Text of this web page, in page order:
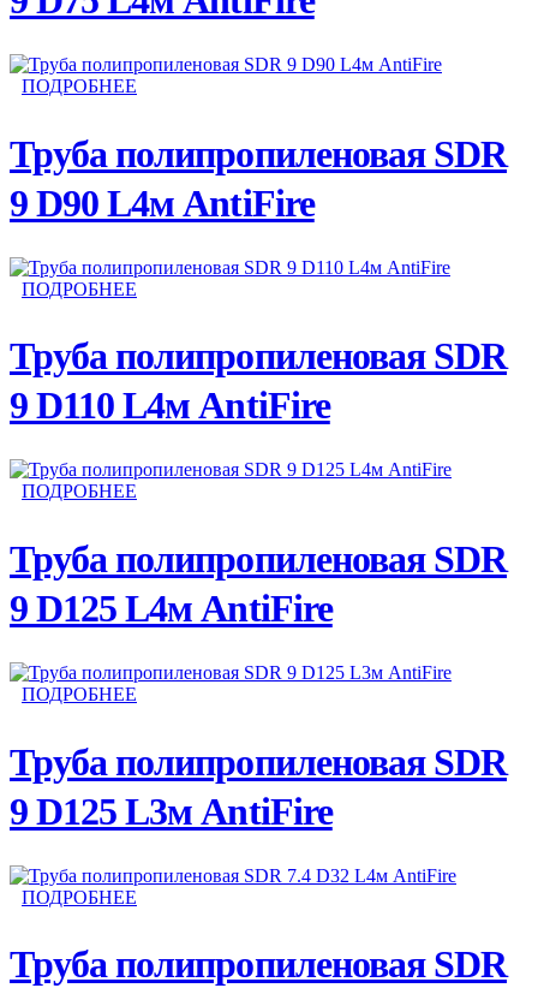
ПОДРОБНЕЕ
Труба полипропиленовая SDR
9 D90 L4м AntiFire
ПОДРОБНЕЕ
Труба полипропиленовая SDR
9 D110 L4м AntiFire
ПОДРОБНЕЕ
Труба полипропиленовая SDR
9 D125 L4м AntiFire
ПОДРОБНЕЕ
Труба полипропиленовая SDR
9 D125 L3м AntiFire
ПОДРОБНЕЕ
Труба полипропиленовая SDR